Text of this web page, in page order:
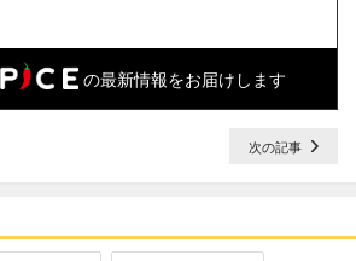
の最新情報をお届けします
次の記事